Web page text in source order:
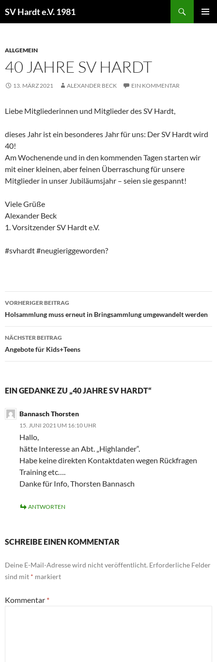
Inhalt
SV Hardt e.V. 1981
ALLGEMEIN
40 JAHRE SV HARDT
13. MÄRZ 2021 ALEXANDER BECK EIN KOMMENTAR
Liebe Mitgliederinnen und Mitglieder des SV Hardt,
dieses Jahr ist ein besonderes Jahr für uns: Der SV Hardt wird
40!
Am Wochenende und in den kommenden Tagen starten wir
mit einer kleinen, aber feinen Überraschung für unsere
Mitglieder in unser Jubiläumsjahr – seien sie gespannt!
Viele Grüße
Alexander Beck
1. Vorsitzender SV Hardt e.V.
#svhardt #neugieriggeworden?
Beitragsnavigation
VORHERIGER BEITRAG
Holsammlung muss erneut in Bringsammlung umgewandelt werden
NÄCHSTER BEITRAG
Angebote für Kids+Teens
EIN GEDANKE ZU „40 JAHRE SV HARDT“
Bannasch Thorsten
15. JUNI 2021 UM 16:10 UHR
Hallo,
hätte Interesse an Abt. „Highlander“.
Habe keine direkten Kontaktdaten wegen Rückfragen
Training etc….
Danke für Info, Thorsten Bannasch
ANTWORTEN
SCHREIBE EINEN KOMMENTAR
Deine E-Mail-Adresse wird nicht veröffentlicht. Erforderliche Felder
sind mit * markiert
Kommentar *